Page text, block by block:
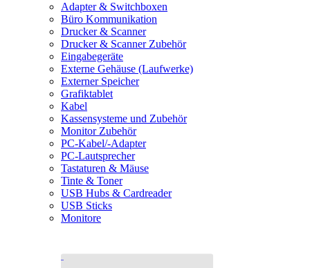
Adapter & Switchboxen
Büro Kommunikation
Drucker & Scanner
Drucker & Scanner Zubehör
Eingabegeräte
Externe Gehäuse (Laufwerke)
Externer Speicher
Grafiktablet
Kabel
Kassensysteme und Zubehör
Monitor Zubehör
PC-Kabel/-Adapter
PC-Lautsprecher
Tastaturen & Mäuse
Tinte & Toner
USB Hubs & Cardreader
USB Sticks
Monitore